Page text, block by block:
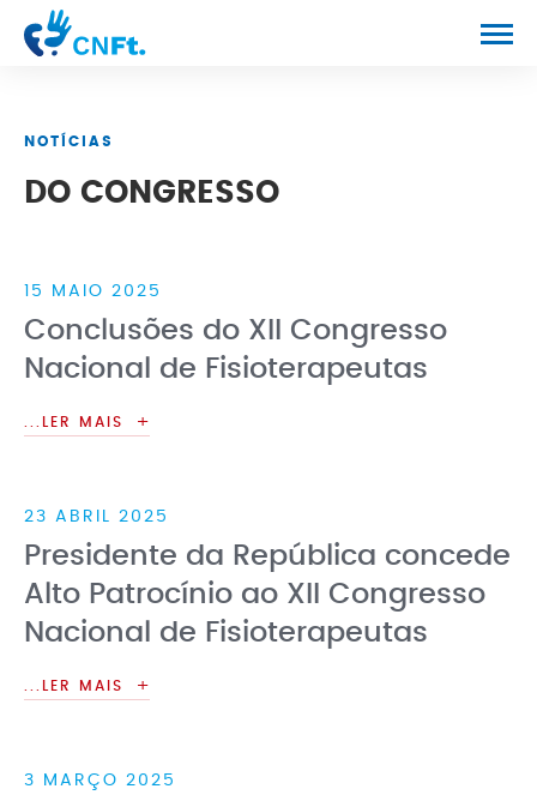
NOTÍCIAS
DO CONGRESSO
15 MAIO 2025
Conclusões do XII Congresso
Nacional de Fisioterapeutas
...LER MAIS
23 ABRIL 2025
Presidente da República concede
Alto Patrocínio ao XII Congresso
Nacional de Fisioterapeutas
...LER MAIS
3 MARÇO 2025